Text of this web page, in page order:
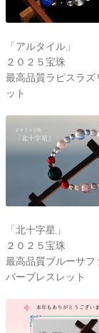
「アルタイル」
２０２５宝珠
最高品質ラピスラズ
ット
「北十字星」
２０２５宝珠
最高品質ブルーサフ
バーブレスレット